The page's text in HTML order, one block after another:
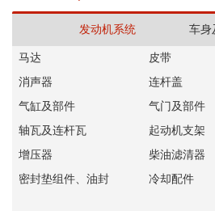
发动机系统 车身
马达 皮带
消声器
连杆盖
气缸及部件
气门及部件
轴瓦及连杆瓦
起动机支架
增压器
柴油滤清器
密封垫组件、油封
冷却配件